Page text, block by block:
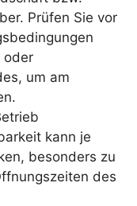
Prüfen Sie vor
oder
um am
kann je
besonders zu
des